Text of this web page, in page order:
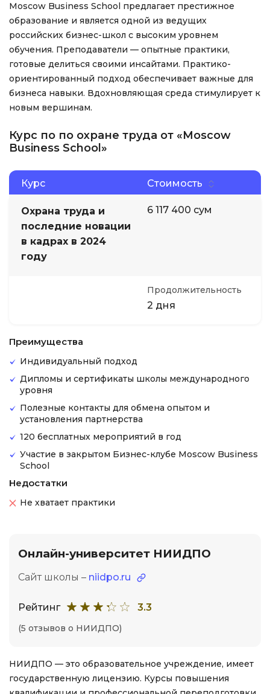
Moscow Business School предлагает престижное
образование и является одной из ведущих
российских бизнес-школ с высоким уровнем
обучения. Преподаватели — опытные практики,
готовые делиться своими инсайтами. Практико-
ориентированный подход обеспечивает важные для
бизнеса навыки. Вдохновляющая среда стимулирует к
новым вершинам.
Курс по по охране труда от «Moscow
Business School»
Курс Стоимость
Охрана труда и
последние новации
в кадрах в 2024
году
6 117 400 сум
Продолжительность
2 дня
Преимущества
Индивидуальный подход
Дипломы и сертификаты школы международного
уровня
Полезные контакты для обмена опытом и
установления партнерства
120 бесплатных мероприятий в год
Участие в закрытом Бизнес-клубе Moscow Business
School
Недостатки
Не хватает практики
Онлайн-университет НИИДПО
Сайт школы – niidpo.ru
Рейтинг 3.3
(5 отзывов о НИИДПО)
НИИДПО — это образовательное учреждение, имеет
государственную лицензию. Курсы повышения